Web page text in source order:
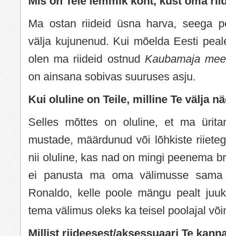
Ma ostan riideid üsna harva, seega
välja kujunenud. Kui mõelda Eesti
olen ma riideid ostnud Kaubamaja
on ainsana sobivas suuruses asju.
Kui oluline on Teile, milline Te välja
Selles mõttes on oluline, et ma
mustade, määrdunud või lõhkiste
nii oluline, kas nad on mingi peenema
ei panusta ma oma välimusse
Ronaldo, kelle poole mängu pealt
tema välimus oleks ka teisel poolajal
Millist riideesest/aksessuaari Te